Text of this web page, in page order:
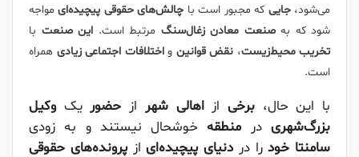
می‌شود،جایی که مجبور است با چالش‌های حقوقی پیچیده‌ایمواجه
شود که به صنعت معادن زغال‌سنگ مرتبط است. این صنعت با
تخریب محیط‌زیست، نقض قوانین واختلافات اجتماعی زیادی همراه
است.
با این حال،برخی ازاهالی شهر از حضوریکوکیل
بزرگ‌شهریدرمنطقه خوشحال نیستند و به زودی
سامنتا خودرا دردنیای پیچیده‌ایاز پرونده‌های حقوقی